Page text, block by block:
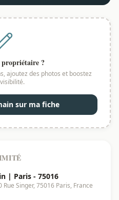
propriétaire ?
ajoutez des photos et boostez
sur ma fiche
| Paris - 75016
Singer, 75016 Paris, France